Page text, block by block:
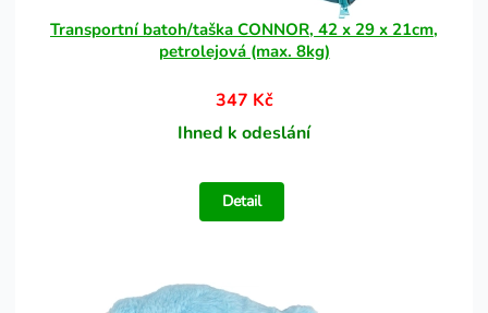
Transportní batoh/taška CONNOR, 42 x 29 x 21cm,
petrolejová (max. 8kg)
347 Kč
Ihned k odeslání
Detail